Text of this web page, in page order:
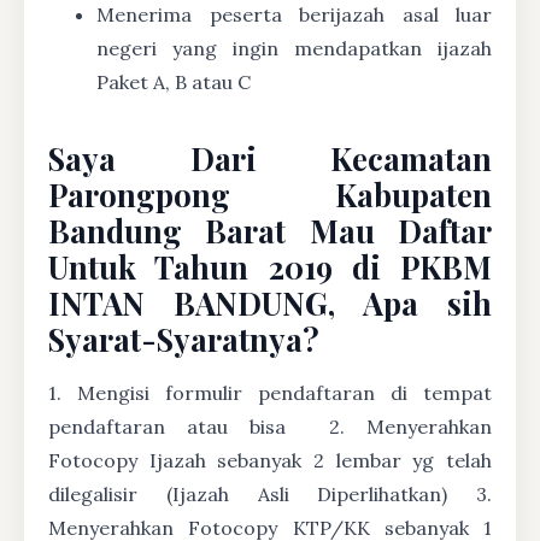
Menerima peserta berijazah asal luar
negeri yang ingin mendapatkan ijazah
Paket A, B atau C
Saya Dari Kecamatan
Parongpong Kabupaten
Bandung Barat Mau Daftar
Untuk Tahun 2019 di PKBM
INTAN BANDUNG, Apa sih
Syarat-Syaratnya?
1. Mengisi formulir pendaftaran di tempat
pendaftaran atau bisa
2. Menyerahkan
Fotocopy Ijazah sebanyak 2 lembar yg telah
dilegalisir (Ijazah Asli Diperlihatkan) 3.
Menyerahkan Fotocopy KTP/KK sebanyak 1